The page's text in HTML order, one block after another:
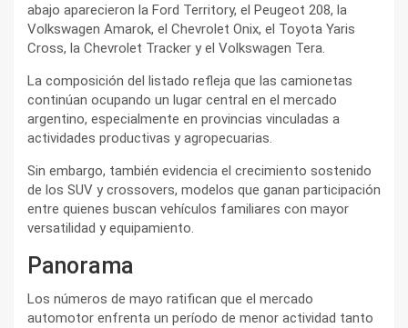
abajo aparecieron la Ford Territory, el Peugeot 208, la
Volkswagen Amarok, el Chevrolet Onix, el Toyota Yaris
Cross, la Chevrolet Tracker y el Volkswagen Tera.
La composición del listado refleja que las camionetas
continúan ocupando un lugar central en el mercado
argentino, especialmente en provincias vinculadas a
actividades productivas y agropecuarias.
Sin embargo, también evidencia el crecimiento sostenido
de los SUV y crossovers, modelos que ganan participación
entre quienes buscan vehículos familiares con mayor
versatilidad y equipamiento.
Panorama
Los números de mayo ratifican que el mercado
automotor enfrenta un período de menor actividad tanto